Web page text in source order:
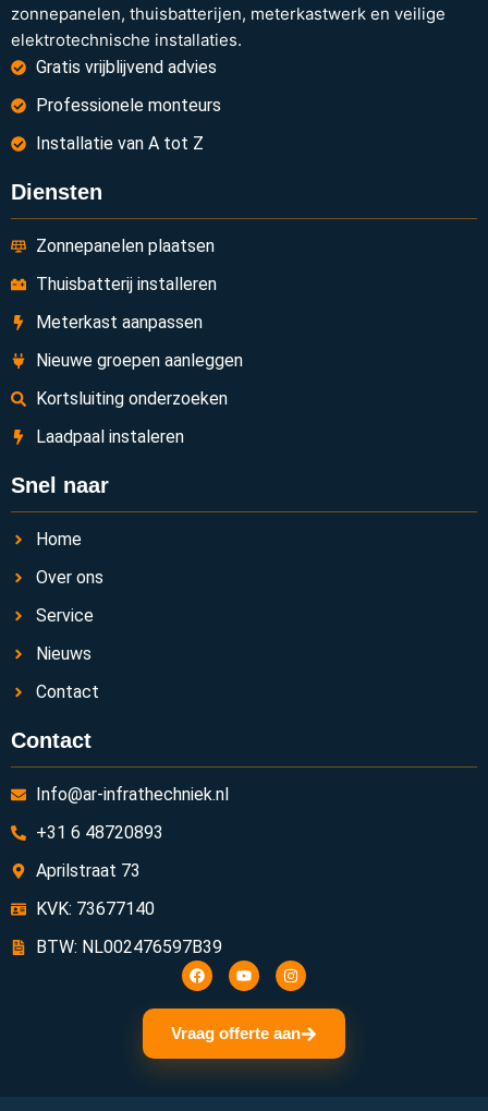
zonnepanelen, thuisbatterijen, meterkastwerk en veilige
elektrotechnische installaties.
Gratis vrijblijvend advies
Professionele monteurs
Installatie van A tot Z
Diensten
Zonnepanelen plaatsen
Thuisbatterij installeren
Meterkast aanpassen
Nieuwe groepen aanleggen
Kortsluiting onderzoeken
Laadpaal instaleren
Snel naar
Home
Over ons
Service
Nieuws
Contact
Contact
Info@ar-infrathechniek.nl
+31 6 48720893
Aprilstraat 73
KVK: 73677140
BTW: NL002476597B39
Vraag offerte aan